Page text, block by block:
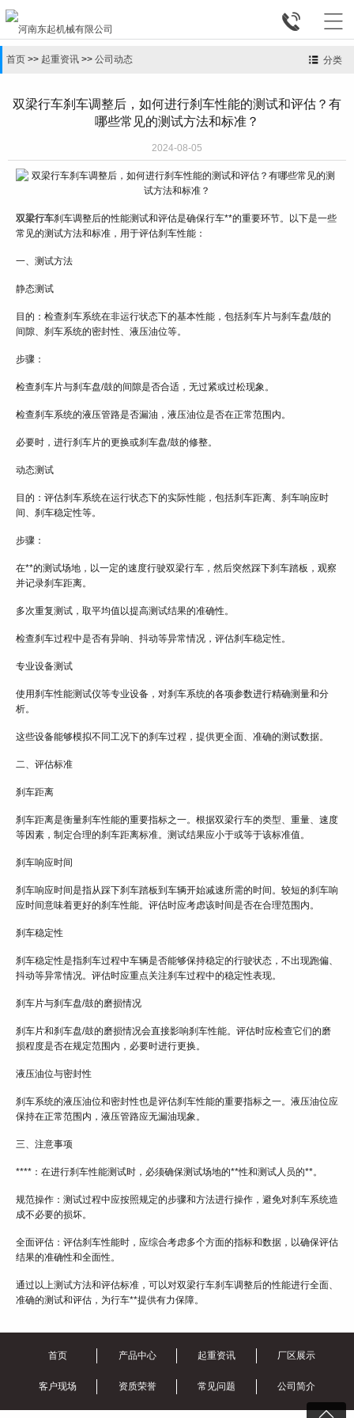


分类
首页 >> 起重资讯 >> 公司动态
双梁行车刹车调整后，如何进行刹车性能的测试和评估？有
哪些常见的测试方法和标准？
2024-08-05
双梁行车刹车调整后的性能测试和评估是确保行车**的重要环节。以下是一些
常见的测试方法和标准，用于评估刹车性能：
一、测试方法
静态测试
目的：检查刹车系统在非运行状态下的基本性能，包括刹车片与刹车盘/鼓的
间隙、刹车系统的密封性、液压油位等。
步骤：
检查刹车片与刹车盘/鼓的间隙是否合适，无过紧或过松现象。
检查刹车系统的液压管路是否漏油，液压油位是否在正常范围内。
必要时，进行刹车片的更换或刹车盘/鼓的修整。
动态测试
目的：评估刹车系统在运行状态下的实际性能，包括刹车距离、刹车响应时
间、刹车稳定性等。
步骤：
在**的测试场地，以一定的速度行驶双梁行车，然后突然踩下刹车踏板，观察
并记录刹车距离。
多次重复测试，取平均值以提高测试结果的准确性。
检查刹车过程中是否有异响、抖动等异常情况，评估刹车稳定性。
专业设备测试
使用刹车性能测试仪等专业设备，对刹车系统的各项参数进行精确测量和分
析。
这些设备能够模拟不同工况下的刹车过程，提供更全面、准确的测试数据。
二、评估标准
刹车距离
刹车距离是衡量刹车性能的重要指标之一。根据双梁行车的类型、重量、速度
等因素，制定合理的刹车距离标准。测试结果应小于或等于该标准值。
刹车响应时间
刹车响应时间是指从踩下刹车踏板到车辆开始减速所需的时间。较短的刹车响
应时间意味着更好的刹车性能。评估时应考虑该时间是否在合理范围内。
刹车稳定性
刹车稳定性是指刹车过程中车辆是否能够保持稳定的行驶状态，不出现跑偏、
抖动等异常情况。评估时应重点关注刹车过程中的稳定性表现。
刹车片与刹车盘/鼓的磨损情况
刹车片和刹车盘/鼓的磨损情况会直接影响刹车性能。评估时应检查它们的磨
损程度是否在规定范围内，必要时进行更换。
液压油位与密封性
刹车系统的液压油位和密封性也是评估刹车性能的重要指标之一。液压油位应
保持在正常范围内，液压管路应无漏油现象。
三、注意事项
****：在进行刹车性能测试时，必须确保测试场地的**性和测试人员的**。
规范操作：测试过程中应按照规定的步骤和方法进行操作，避免对刹车系统造
成不必要的损坏。
全面评估：评估刹车性能时，应综合考虑多个方面的指标和数据，以确保评估
结果的准确性和全面性。
通过以上测试方法和评估标准，可以对双梁行车刹车调整后的性能进行全面、
准确的测试和评估，为行车**提供有力保障。

首页 产品中心 起重资讯 厂区展示
客户现场 资质荣誉 常见问题 公司简介